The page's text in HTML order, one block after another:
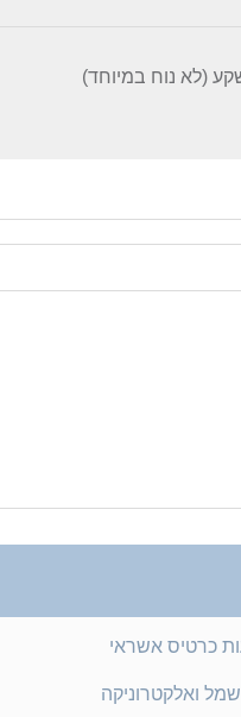
(לא נוח במיוחד)
כרטיס אשראי
ואלקטרוניקה